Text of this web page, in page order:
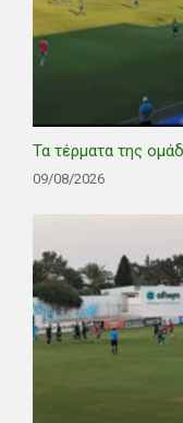
Τα τέρματα της
09/08/2026